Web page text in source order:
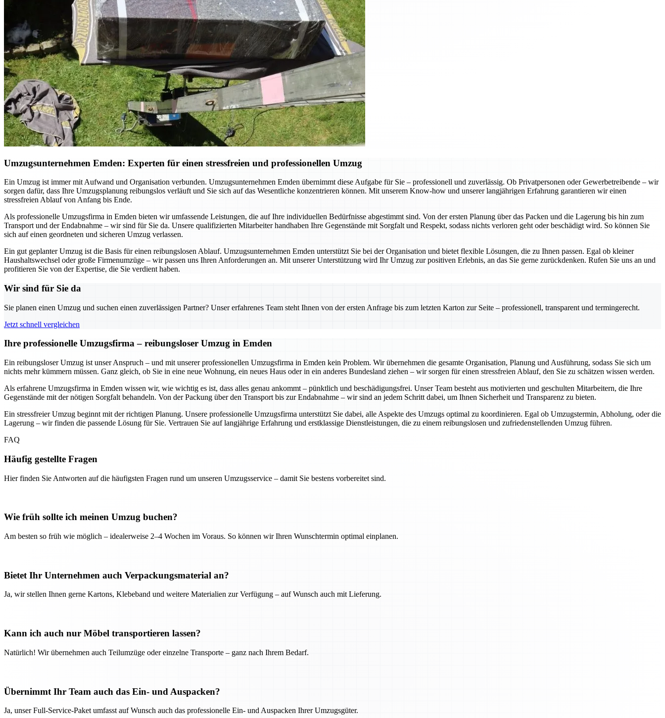
Umzugsunternehmen Emden: Experten für einen stressfreien und professionellen Umzug
Ein Umzug ist immer mit Aufwand und Organisation verbunden. Umzugsunternehmen Emden übernimmt diese Aufgabe für Sie – professionell und zuverlässig. Ob Privatpersonen oder Gewerbetreibende – wir
sorgen dafür, dass Ihre Umzugsplanung reibungslos verläuft und Sie sich auf das Wesentliche konzentrieren können. Mit unserem Know-how und unserer langjährigen Erfahrung garantieren wir einen
stressfreien Ablauf von Anfang bis Ende.
Als professionelle Umzugsfirma in Emden bieten wir umfassende Leistungen, die auf Ihre individuellen Bedürfnisse abgestimmt sind. Von der ersten Planung über das Packen und die Lagerung bis hin zum
Transport und der Endabnahme – wir sind für Sie da. Unsere qualifizierten Mitarbeiter handhaben Ihre Gegenstände mit Sorgfalt und Respekt, sodass nichts verloren geht oder beschädigt wird. So können Sie
sich auf einen geordneten und sicheren Umzug verlassen.
Ein gut geplanter Umzug ist die Basis für einen reibungslosen Ablauf. Umzugsunternehmen Emden unterstützt Sie bei der Organisation und bietet flexible Lösungen, die zu Ihnen passen. Egal ob kleiner
Haushaltswechsel oder große Firmenumzüge – wir passen uns Ihren Anforderungen an. Mit unserer Unterstützung wird Ihr Umzug zur positiven Erlebnis, an das Sie gerne zurückdenken. Rufen Sie uns an und
profitieren Sie von der Expertise, die Sie verdient haben.
Wir sind für Sie da
Sie planen einen Umzug und suchen einen zuverlässigen Partner? Unser erfahrenes Team steht Ihnen von der ersten Anfrage bis zum letzten Karton zur Seite – professionell, transparent und termingerecht.
Jetzt schnell vergleichen
Ihre professionelle Umzugsfirma – reibungsloser Umzug in Emden
Ein reibungsloser Umzug ist unser Anspruch – und mit unserer professionellen Umzugsfirma in Emden kein Problem. Wir übernehmen die gesamte Organisation, Planung und Ausführung, sodass Sie sich um
nichts mehr kümmern müssen. Ganz gleich, ob Sie in eine neue Wohnung, ein neues Haus oder in ein anderes Bundesland ziehen – wir sorgen für einen stressfreien Ablauf, den Sie zu schätzen wissen werden.
Als erfahrene Umzugsfirma in Emden wissen wir, wie wichtig es ist, dass alles genau ankommt – pünktlich und beschädigungsfrei. Unser Team besteht aus motivierten und geschulten Mitarbeitern, die Ihre
Gegenstände mit der nötigen Sorgfalt behandeln. Von der Packung über den Transport bis zur Endabnahme – wir sind an jedem Schritt dabei, um Ihnen Sicherheit und Transparenz zu bieten.
Ein stressfreier Umzug beginnt mit der richtigen Planung. Unsere professionelle Umzugsfirma unterstützt Sie dabei, alle Aspekte des Umzugs optimal zu koordinieren. Egal ob Umzugstermin, Abholung, oder die
Lagerung – wir finden die passende Lösung für Sie. Vertrauen Sie auf langjährige Erfahrung und erstklassige Dienstleistungen, die zu einem reibungslosen und zufriedenstellenden Umzug führen.
FAQ
Häufig gestellte Fragen
Hier finden Sie Antworten auf die häufigsten Fragen rund um unseren Umzugsservice – damit Sie bestens vorbereitet sind.
Wie früh sollte ich meinen Umzug buchen?
Am besten so früh wie möglich – idealerweise 2–4 Wochen im Voraus. So können wir Ihren Wunschtermin optimal einplanen.
Bietet Ihr Unternehmen auch Verpackungsmaterial an?
Ja, wir stellen Ihnen gerne Kartons, Klebeband und weitere Materialien zur Verfügung – auf Wunsch auch mit Lieferung.
Kann ich auch nur Möbel transportieren lassen?
Natürlich! Wir übernehmen auch Teilumzüge oder einzelne Transporte – ganz nach Ihrem Bedarf.
Übernimmt Ihr Team auch das Ein- und Auspacken?
Ja, unser Full-Service-Paket umfasst auf Wunsch auch das professionelle Ein- und Auspacken Ihrer Umzugsgüter.